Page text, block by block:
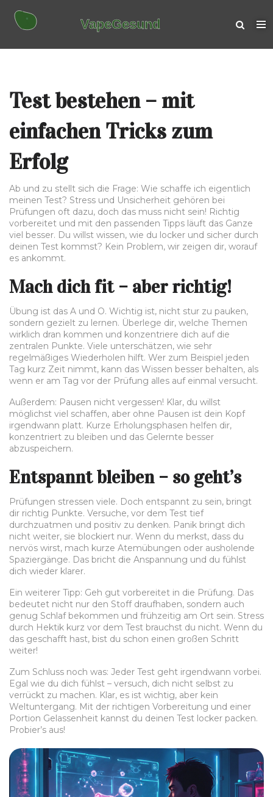
Test bestehen – mit
einfachen Tricks zum
Erfolg
Ab und zu stellt sich die Frage: Wie schaffe ich eigentlich
meinen Test? Stress und Unsicherheit gehören bei
Prüfungen oft dazu, doch das muss nicht sein! Richtig
vorbereitet und mit den passenden Tipps läuft das Ganze
viel besser. Du willst wissen, wie du locker und sicher durch
deinen Test kommst? Kein Problem, wir zeigen dir, worauf
es ankommt.
Mach dich fit – aber richtig!
Übung ist das A und O. Wichtig ist, nicht stur zu pauken,
sondern gezielt zu lernen. Überlege dir, welche Themen
wirklich dran kommen und konzentriere dich auf die
zentralen Punkte. Viele unterschätzen, wie sehr
regelmäßiges Wiederholen hilft. Wer zum Beispiel jeden
Tag kurz Zeit nimmt, kann das Wissen besser behalten, als
wenn er am Tag vor der Prüfung alles auf einmal versucht.
Außerdem: Pausen nicht vergessen! Klar, du willst
möglichst viel schaffen, aber ohne Pausen ist dein Kopf
irgendwann platt. Kurze Erholungsphasen helfen dir,
konzentriert zu bleiben und das Gelernte besser
abzuspeichern.
Entspannt bleiben – so geht’s
Prüfungen stressen viele. Doch entspannt zu sein, bringt
dir richtig Punkte. Versuche, vor dem Test tief
durchzuatmen und positiv zu denken. Panik bringt dich
nicht weiter, sie blockiert nur. Wenn du merkst, dass du
nervös wirst, mach kurze Atemübungen oder ausholende
Spaziergänge. Das bricht die Anspannung und du fühlst
dich wieder klarer.
Ein weiterer Tipp: Geh gut vorbereitet in die Prüfung. Das
bedeutet nicht nur den Stoff draufhaben, sondern auch
genug Schlaf bekommen und frühzeitig am Ort sein. Stress
durch Hektik kurz vor dem Test brauchst du nicht. Wenn du
das geschafft hast, bist du schon einen großen Schritt
weiter!
Zum Schluss noch was: Jeder Test geht irgendwann vorbei.
Egal wie du dich fühlst – versuch, dich nicht selbst zu
verrückt zu machen. Klar, es ist wichtig, aber kein
Weltuntergang. Mit der richtigen Vorbereitung und einer
Portion Gelassenheit kannst du deinen Test locker packen.
Probier’s aus!